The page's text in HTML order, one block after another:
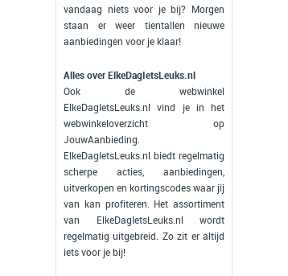
vandaag niets voor je bij? Morgen
staan er weer tientallen nieuwe
aanbiedingen voor je klaar!
Alles over ElkeDagIetsLeuks.nl
Ook de webwinkel
ElkeDagIetsLeuks.nl vind je in het
webwinkeloverzicht op
JouwAanbieding.
ElkeDagIetsLeuks.nl biedt regelmatig
scherpe acties, aanbiedingen,
uitverkopen en kortingscodes waar jij
van kan profiteren. Het assortiment
van ElkeDagIetsLeuks.nl wordt
regelmatig uitgebreid. Zo zit er altijd
iets voor je bij!